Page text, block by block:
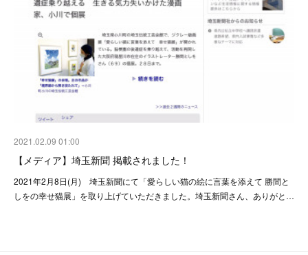
2021.02.09 01:00
【メディア】埼玉新聞 掲載されました！
2021年2月8日(月) 埼玉新聞にて「愛らしい猫の絵に言葉を添えて 勝間と
しをの幸せ猫展」を取り上げていただきました。埼玉新聞さん、ありがと…